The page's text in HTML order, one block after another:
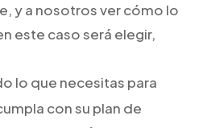
y a nosotros ver cómo lo
este caso será elegir,
lo que necesitas para
con su plan de